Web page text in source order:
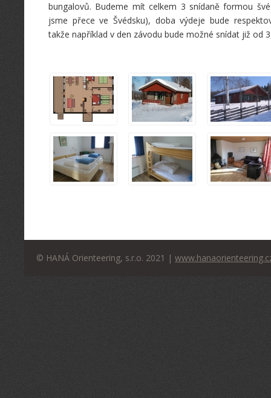
bungalovů. Budeme mít celkem 3 snídaně formou
jsme přece ve Švédsku), doba výdeje bude
takže například v den závodu bude možné snídat již od
© HANÁ Orienteering, s.r.o. 2021 |